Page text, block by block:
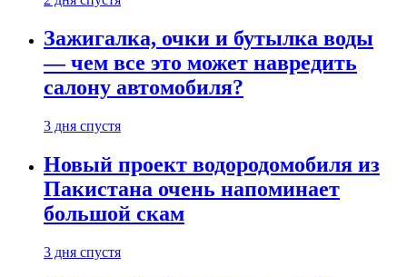
Зажигалка, очки и бутылка воды
— чем все это может навредить
салону автомобиля?
3 дня спустя
Новый проект водородомобиля из
Пакистана очень напоминает
большой скам
3 дня спустя